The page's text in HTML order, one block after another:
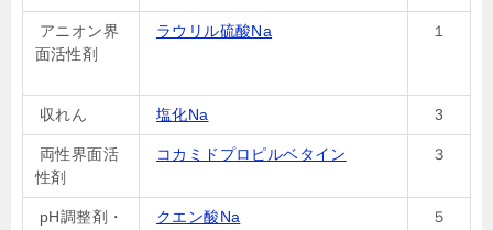
アニオン界
面活性剤
ラウリル硫酸Na １
収れん 塩化Na 3
両性界面活
性剤
コカミドプロピルベタイン ３
pH調整剤・
クエン酸Na ５